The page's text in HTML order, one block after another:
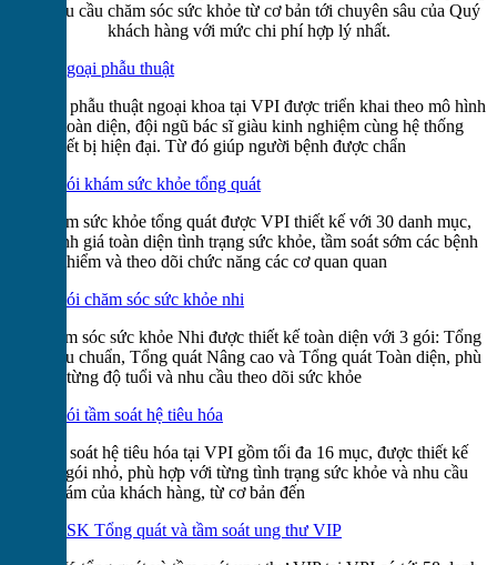
mọi nhu cầu chăm sóc sức khỏe từ cơ bản tới chuyên sâu của Quý
khách hàng với mức chi phí hợp lý nhất.
Ngoại phẫu thuật
Dịch vụ phẫu thuật ngoại khoa tại VPI được triển khai theo mô hình
điều trị toàn diện, đội ngũ bác sĩ giàu kinh nghiệm cùng hệ thống
trang thiết bị hiện đại. Từ đó giúp người bệnh được chẩn
Gói khám sức khỏe tổng quát
Gói khám sức khỏe tổng quát được VPI thiết kế với 30 danh mục,
giúp đánh giá toàn diện tình trạng sức khỏe, tầm soát sớm các bệnh
lý nguy hiểm và theo dõi chức năng các cơ quan quan
Gói chăm sóc sức khỏe nhi
Gói chăm sóc sức khỏe Nhi được thiết kế toàn diện với 3 gói: Tổng
quát Tiêu chuẩn, Tổng quát Nâng cao và Tổng quát Toàn diện, phù
hợp với từng độ tuổi và nhu cầu theo dõi sức khỏe
Gói tầm soát hệ tiêu hóa
Gói tầm soát hệ tiêu hóa tại VPI gồm tối đa 16 mục, được thiết kế
thành 4 gói nhỏ, phù hợp với từng tình trạng sức khỏe và nhu cầu
thăm khám của khách hàng, từ cơ bản đến
KSK Tổng quát và tầm soát ung thư VIP